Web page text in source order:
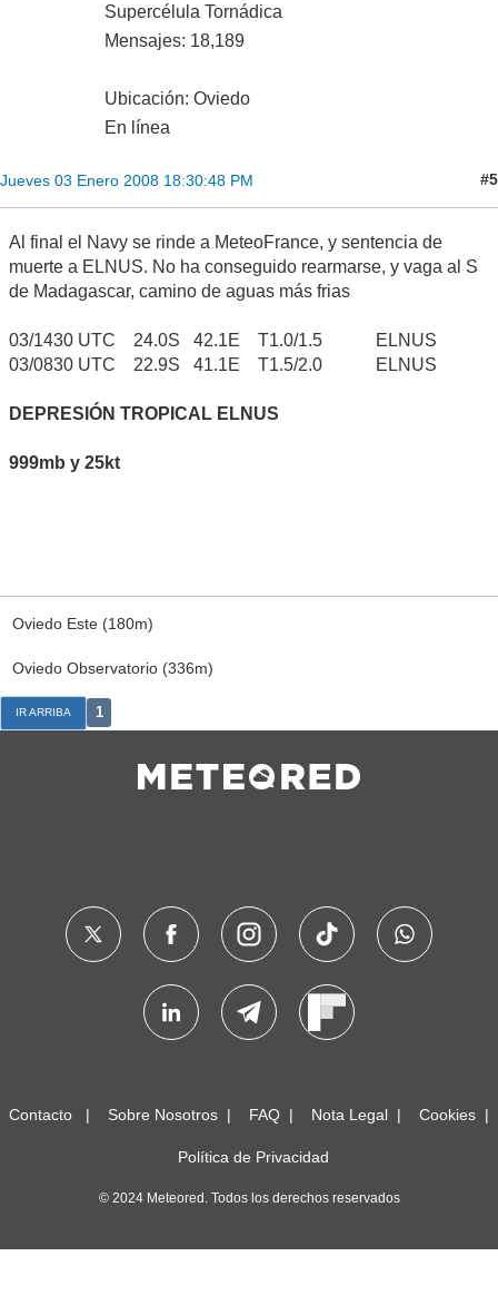
Supercélula Tornádica
Mensajes: 18,189
Ubicación: Oviedo
En línea
Jueves 03 Enero 2008 18:30:48 PM #5
Al final el Navy se rinde a MeteoFrance, y sentencia de
muerte a ELNUS. No ha conseguido rearmarse, y vaga al S
de Madagascar, camino de aguas más frias
03/1430 UTC 24.0S 42.1E T1.0/1.5 ELNUS
03/0830 UTC 22.9S 41.1E T1.5/2.0 ELNUS
DEPRESIÓN TROPICAL ELNUS
999mb y 25kt
Oviedo Este (180m)
Oviedo Observatorio (336m)
IR ARRIBA 1
Contacto Sobre Nosotros FAQ Nota Legal Cookies
Política de Privacidad
© 2024 Meteored. Todos los derechos reservados